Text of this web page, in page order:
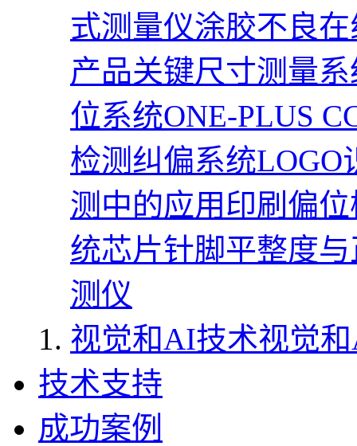
式测量仪涂胶不良
产品关键尺寸测量系
位系统ONE-PLUS
检测 纠偏系统LOGO
测中的应用 印刷偏
统芯片针脚平整度
测仪
视觉和AI技术视觉
技术支持
成功案例